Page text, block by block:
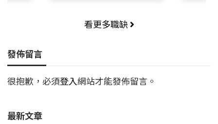
看更多職缺
發佈留言
很抱歉，必須登入網站才能發佈留言。
最新文章